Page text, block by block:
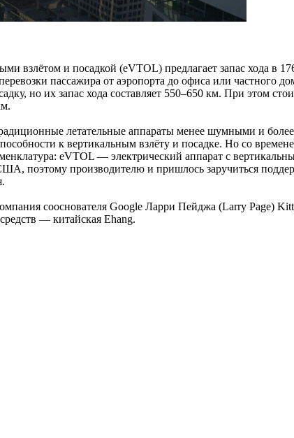
взлётом и посадкой (eVTOL) предлагает запас хода в
пассажира от аэропорта до офиса или частного
но их запас хода составляет 550–650 км. При этом
летательные аппараты менее шумными и
к вертикальным взлёту и посадке. Но со
eVTOL — электрический аппарат с
поэтому производителю и пришлось заручиться
сооснователя Google Ларри Пейджа (Larry
— китайская Ehang.